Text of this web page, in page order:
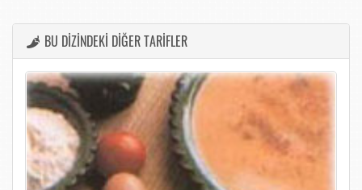
BU DİZİNDEKİ DİĞER TARİFLER